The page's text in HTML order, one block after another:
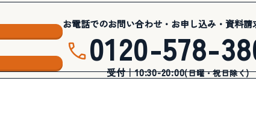
お電話でのお問い合わせ・お申し込み・資料請
0120-578-
受付｜10:30-20:00(日曜・祝日除く)